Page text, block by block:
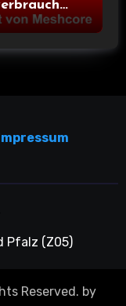
Pfalz (Z05)
Reserved. by